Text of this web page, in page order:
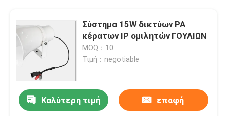
Σύστημα 15W δικτύων PA
κέρατων IP ομιλητών ΓΟΥΛΙΩΝ
MOQ：10
Τιμή：negotiable
Καλύτερη τιμή επαφή